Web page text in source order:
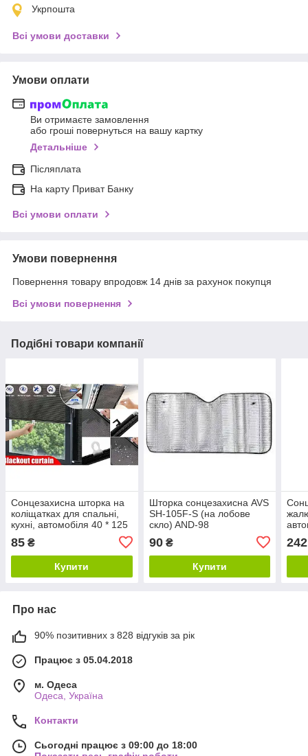
Укрпошта
Всі умови доставки
Умови оплати
Ви отримаєте замовлення
або гроші повернуться на вашу картку
Детальніше
Післяплата
На карту Приват Банку
Всі умови оплати
Умови повернення
Повернення товару впродовж 14 днів за рахунок покупця
Всі умови повернення
Подібні товари компанії
Сонцезахисна шторка на
коліщатках для спальні,
кухні, автомобіля 40 * 125
85 ₴
Купити
Шторка сонцезахисна AVS
SH-105F-S (на лобове
скло) AND-98
90₴
Купити
242
Про нас
90% позитивних з 828 відгуків за рік
Працює з 05.04.2018
м. Одеса
Одеса, Україна
Контакти
Сьогодні працює з 09:00 до 18:00